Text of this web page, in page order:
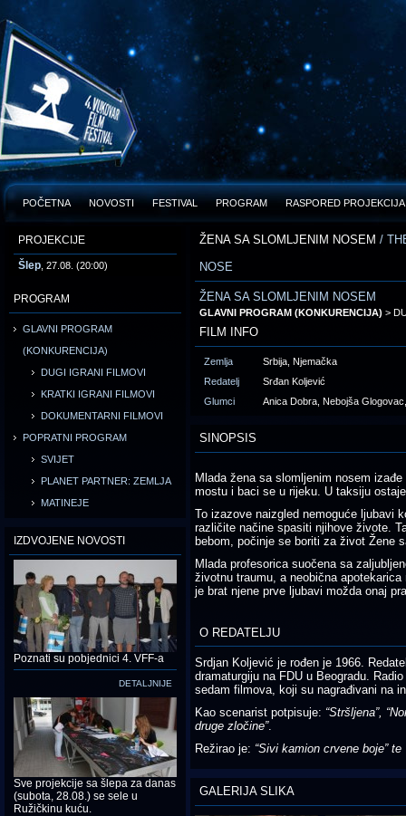
POČETNA NOVOSTI FESTIVAL PROGRAM RASPORED PROJEKCIJA
PROJEKCIJE
Šlep , 27.08. (20:00)
PROGRAM
GLAVNI PROGRAM
(KONKURENCIJA)
DUGI IGRANI FILMOVI
KRATKI IGRANI FILMOVI
DOKUMENTARNI FILMOVI
POPRATNI PROGRAM
SVIJET
PLANET PARTNER: ZEMLJA
MATINEJE
IZDVOJENE NOVOSTI
Poznati su pobjednici 4. VFF-a
DETALJNIJE
Sve projekcije sa šlepa za danas
(subota, 28.08.) se sele u
Ružičkinu kuću.
ŽENA SA SLOMLJENIM NOSEM /
NOSE
ŽENA SA SLOMLJENIM NOSEM
GLAVNI PROGRAM (KONKURENCIJA) >
FILM INFO
Zemlja
Srbija, Njemačka
Redatelj
Srđan Koljević
Glumci
Anica Dobra, Nebojša
SINOPSIS
Mlada žena sa slomljenim nosem
mostu i baci se u rijeku. U taksiju
To izazove naizgled nemoguće ljubavi
različite načine spasiti njihove živote.
bebom, počinje se boriti za život Žene
Mlada profesorica suočena sa
životnu traumu, a neobična
je brat njene prve ljubavi možda onaj
O REDATELJU
Srdjan Koljević je rođen je 1966.
dramaturgiju na FDU u Beogradu.
sedam filmova, koji su nagrađivani na
Kao scenarist potpisuje: “Stršljena”,
druge zločine”.
Režirao je: “Sivi kamion crvene boje”
GALERIJA SLIKA